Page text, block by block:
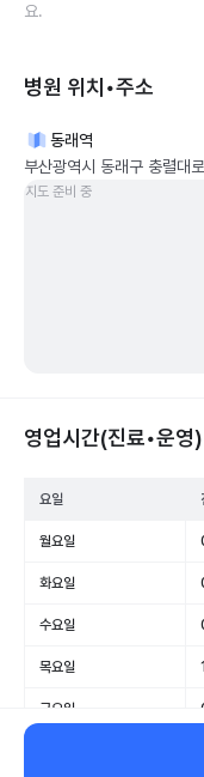
요.
병원 위치•주소
동래역
부산광역시 동래구 충렬대
지도 준비 중
영업시간(진료•운영)
요일
월요일
화요일
수요일
목요일
금요일